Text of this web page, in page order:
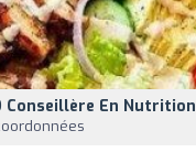
Conseillère En Nutrition